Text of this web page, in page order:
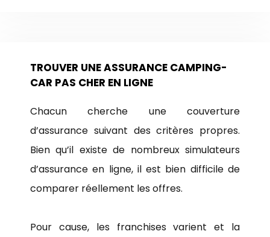
TROUVER UNE ASSURANCE CAMPING-
CAR PAS CHER EN LIGNE
Chacun cherche une couverture
d’assurance suivant des critères propres.
Bien qu’il existe de nombreux simulateurs
d’assurance en ligne, il est bien difficile de
comparer réellement les offres.
Pour cause, les franchises varient et la